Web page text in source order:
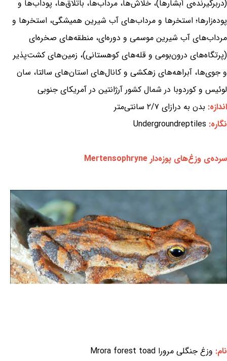
(دربرگیرنده‌ی آبشارها)، خلاش‌ها، مرداب‌ها، باتلاق‌ها، پوداب‌ها و
پوده‌زارها؛ استخرها و مرداب‌های آب شیرین همیشگی، استخرها و
مرداب‌های آب شیرین موسمی و دوره‌ای، منطقه‌های صخره‌ای
(پرتگاه‌های درون‌بومی و قله‌های کوهستانی)، زمین‌های کشت‌پذیر
و جوی‌ها، آبراهه‌های زهکشی و کانال‌های استان‌های سالتا، سان
لوئیس و کوردوبا در شمال کشور آرژانتین در آمریکای جنوبی
اندازه: بدن به درازای ۲/۷ سانتی‌متر
نگاره: Undergroundreptiles
سرده‌ی وزغ‌های پوزه‌دار Mertensophryne
نام: وزغ جنگلی مرورا Mrora forest toad